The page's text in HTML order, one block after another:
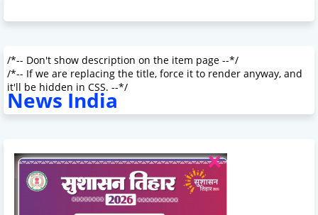
/*-- Don't show description on the item page --*/
/*-- If we are replacing the title, force it to render anyway, and
it'll be hidden in CSS. --*/
News India